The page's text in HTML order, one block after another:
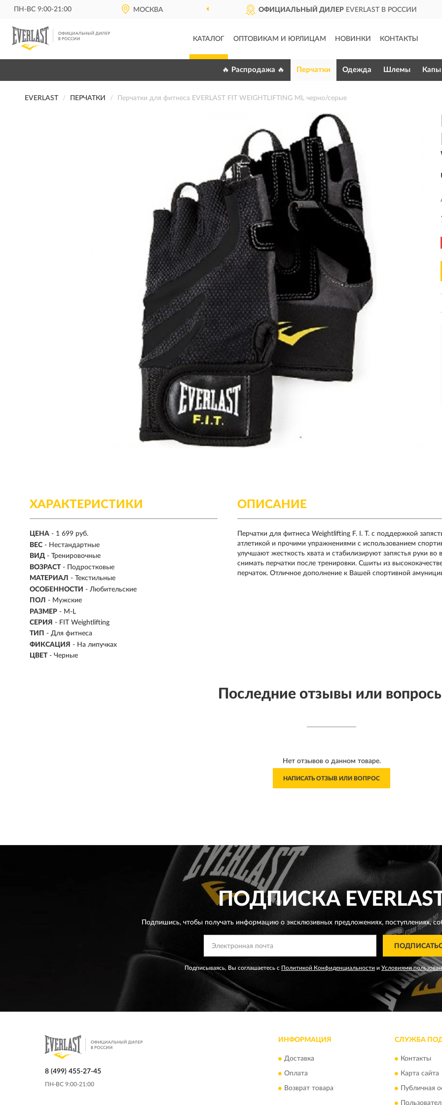
ПН-ВС 9:00-21:00 МОСКВА ОФИЦИАЛЬНЫЙ ДИЛЕР EVERLAST В РОССИИ
КАТАЛОГ ОПТОВИКАМ И ЮРЛИЦАМ НОВИНКИ КОНТАКТЫ
🔥 Распродажа 🔥 Перчатки Одежда Шлемы Капы
EVERLAST ПЕРЧАТКИ Перчатки для фитнеса EVERLAST FIT WEIGHTLIFTING ML черно/серые
ХАРАКТЕРИСТИКИ
ЦЕНА - 1 699 руб.
ВЕС - Нестандартные
ВИД - Тренировочные
ВОЗРАСТ - Подростковые
МАТЕРИАЛ - Текстильные
ОСОБЕННОСТИ - Любительские
ПОЛ - Мужские
РАЗМЕР - M-L
СЕРИЯ - FIT Weightlifting
ТИП - Для фитнеса
ФИКСАЦИЯ - На липучках
ЦВЕТ - Черные
ОПИСАНИЕ
Перчатки для фитнеса Weightlifting F. I. T. с поддержкой
атлетикой и прочими упражнениями с использованием
улучшают жесткость хвата и стабилизируют запястья руки
снимать перчатки после тренировки. Сшиты из
перчаток. Отличное дополнение к Вашей спортивной
Последние отзывы или
Нет отзывов о данном товаре.
НАПИСАТЬ ОТЗЫВ ИЛИ ВОПРОС
ПОДПИСКА
Подпишись, чтобы получать информацию о эксклюзивных предложениях,поступлениях,
Подписываясь, Вы соглашаетесь с Политикой Конфиденциальности и Условиями
8 (499) 455-27-45
ПН-ВС 9:00-21:00
ИНФОРМАЦИЯ
Доставка
Оплата
Возврат товара
СЛУЖБА
Контакты
Карта сайта
Публичная